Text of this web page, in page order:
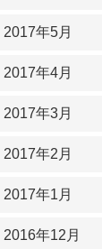
2017年5月
2017年4月
2017年3月
2017年2月
2017年1月
2016年12月